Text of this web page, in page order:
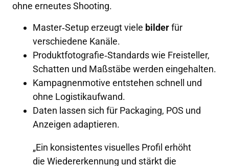
ohne erneutes Shooting.
Master‑Setup erzeugt viele bilderfür
verschiedene Kanäle.
Produktfotografie‑Standards wie Freisteller,
Schatten und Maßstäbe werden eingehalten.
Kampagnenmotive entstehen schnell und
ohne Logistikaufwand.
Daten lassen sich für Packaging, POS und
Anzeigen adaptieren.
„Ein konsistentes visuelles Profil erhöht
die Wiedererkennung und stärkt die